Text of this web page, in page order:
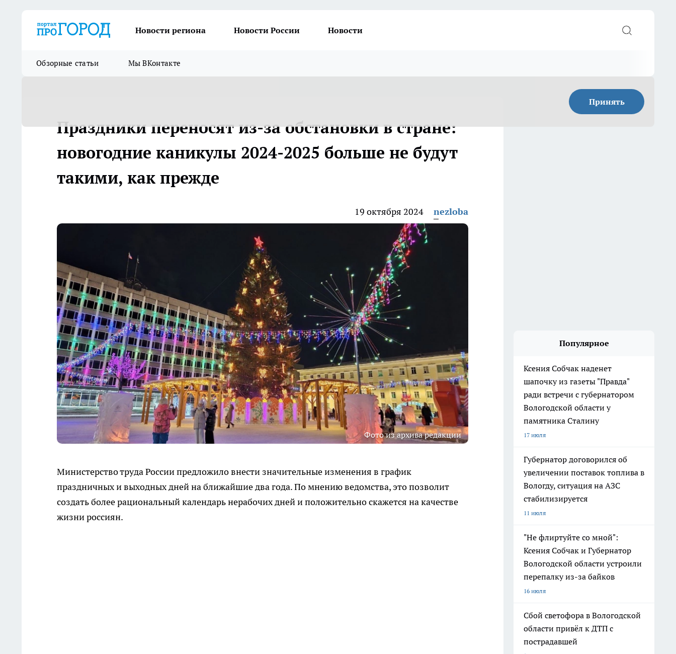
Новости региона Новости России Новости
Обзорные статьи Мы ВКонтакте
Принять
Праздники переносят из-за обстановки в стране:
новогодние каникулы 2024-2025 больше не будут
такими, как прежде
19 октября 2024 nezloba
Фото из архива редакции
Министерство труда России предложило внести значительные изменения в график
праздничных и выходных дней на ближайшие два года. По мнению ведомства, это позволит
создать более рациональный календарь нерабочих дней и положительно скажется на качестве
жизни россиян.
Популярное
Ксения Собчак наденет
шапочку из газеты "Правда"
ради встречи с губернатором
Вологодской области у
памятника Сталину
17 июля
Губернатор договорился об
увеличении поставок топлива в
Вологду, ситуация на АЗС
стабилизируется
11 июля
"Не флиртуйте со мной":
Ксения Собчак и Губернатор
Вологодской области устроили
перепалку из-за байков
16 июля
Сбой светофора в Вологодской
области привёл к ДТП с
пострадавшей